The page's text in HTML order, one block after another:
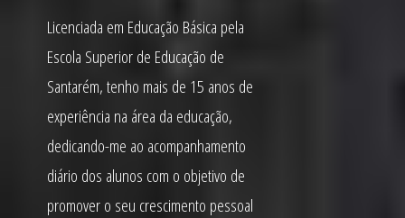
Licenciada em Educação Básica pela
Escola Superior de Educação de
Santarém, tenho mais de 15 anos de
experiência na área da educação,
dedicando-me ao acompanhamento
diário dos alunos com o objetivo de
promover o seu crescimento pessoal